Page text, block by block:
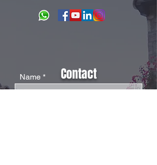
Contact
Name